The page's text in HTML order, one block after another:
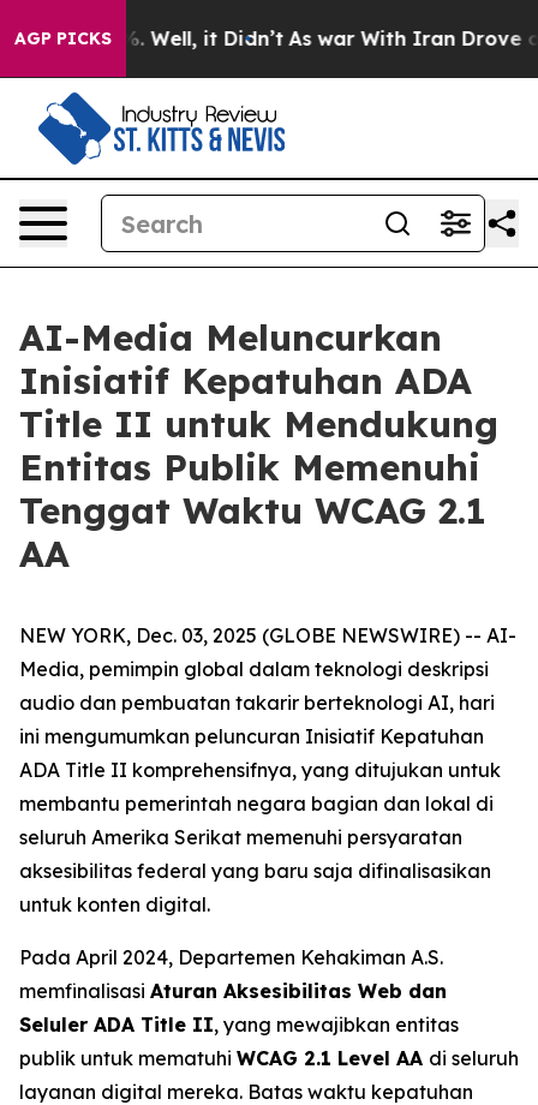
AGP PICKS
40%. Well, it Didn’t As war With Iran Drove oil
AI-Media Meluncurkan
Inisiatif Kepatuhan ADA
Title II untuk Mendukung
Entitas Publik Memenuhi
Tenggat Waktu WCAG 2.1
AA
NEW YORK, Dec. 03, 2025 (GLOBE NEWSWIRE) -- AI-
Media, pemimpin global dalam teknologi deskripsi
audio dan pembuatan takarir berteknologi AI, hari
ini mengumumkan peluncuran Inisiatif Kepatuhan
ADA Title II komprehensifnya, yang ditujukan untuk
membantu pemerintah negara bagian dan lokal di
seluruh Amerika Serikat memenuhi persyaratan
aksesibilitas federal yang baru saja difinalisasikan
untuk konten digital.
Pada April 2024, Departemen Kehakiman A.S.
memfinalisasi Aturan Aksesibilitas Web dan
Seluler ADA Title II, yang mewajibkan entitas
publik untuk mematuhi WCAG 2.1 Level AA di seluruh
layanan digital mereka. Batas waktu kepatuhan